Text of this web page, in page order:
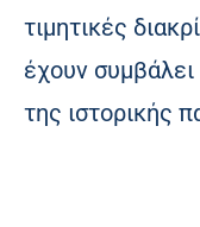
τιμητικές
έχουν
της ιστορικής